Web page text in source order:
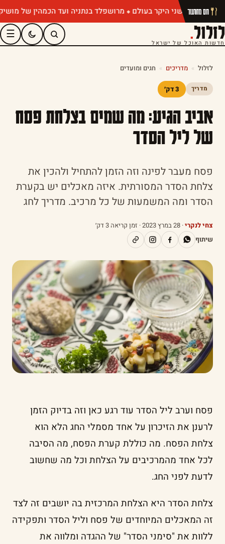
מרושפלד בנתניה ועד הכמהין של מושיק חם מהתנור
לזלול.
חדשות האוכל של ישראל
☰
לזלול » מדריכים » חגים ומועדים
מדריך 3 דק׳
אביב הגיע: מה שמים בצלחת פסח
של ליל הסדר
פסח מעבר לפינה וזה הזמן להתחיל ולהכין את
צלחת הסדר המסורתית. איזה מאכלים יש בקערת
הסדר ומה המשמעות של כל מרכיב. מדריך לחג
צחי לנקרי· 28 במרץ 2023
· זמן קריאה 3 דק׳
שיתוף
פסח וערב ליל הסדר עוד רגע כאן וזה בדיוק הזמן
לרענן את הזיכרון על אחד מסמלי החג הלא הוא
צלחת הפסח. מה כוללת קערת הפסח, מה הסיבה
לכל אחד מהמרכיבים על הצלחת וכל מה שחשוב
לדעת לפני החג.
צלחת הסדר היא הצלחת המרכזית בה יושבים זה לצד
זה המאכלים המיוחדים של פסח וליל הסדר ותפקידה
ללוות את "סימני הסדר" של ההגדה ומלווה את